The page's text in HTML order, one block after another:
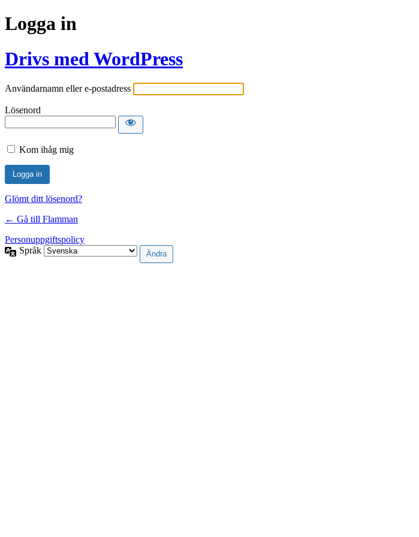
Logga in
Drivs med WordPress
Användarnamn eller e-postadress
Lösenord
Kom ihåg mig
Glömt ditt lösenord?
← Gå till Flamman
Personuppgiftspolicy
Språk